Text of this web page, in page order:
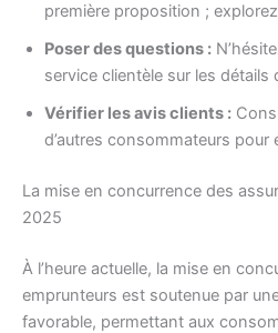
première proposition ;
Poser des questions :
service clientèle sur les détails
Vérifier les avis clients :
d’autres consommateurs pour
La mise en concurrence des
2025
À l’heure actuelle, la mise en
emprunteurs est soutenue par
favorable, permettant aux